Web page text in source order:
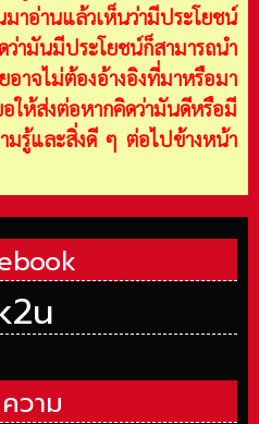
อ่านแล้วเห็นว่ามีประโยชน์
ามันมีประโยชน์ก็สามารถนำ
าจไม่ต้องอ้างอิงที่มาหรือมา
งต่อหากคิดว่ามันดีหรือมี
มรู้และสิ่งดี ๆ ต่อไปข้างหน้า
วาม